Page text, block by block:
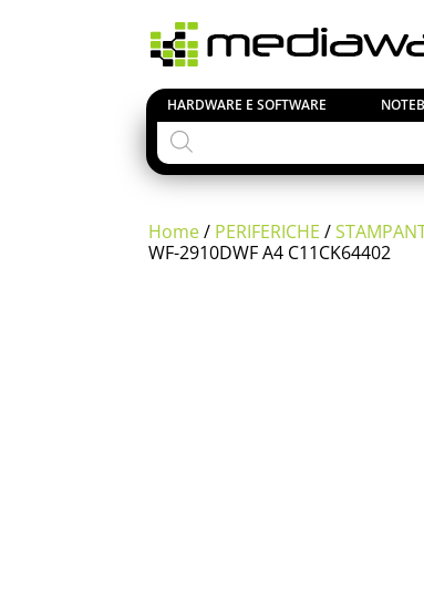
HARDWARE E SOFTWARE
Products
search
Home/ PERIFERICHE /
WF-2910DWF A4 C11CK64402